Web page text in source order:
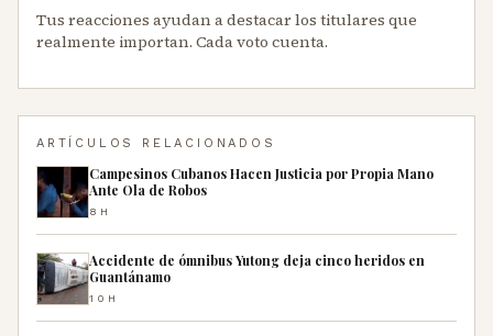
Tus reacciones ayudan a destacar los titulares que
realmente importan. Cada voto cuenta.
ARTÍCULOS RELACIONADOS
Campesinos Cubanos Hacen Justicia por Propia Mano
Ante Ola de Robos
8H
Accidente de ómnibus Yutong deja cinco heridos en
Guantánamo
10H